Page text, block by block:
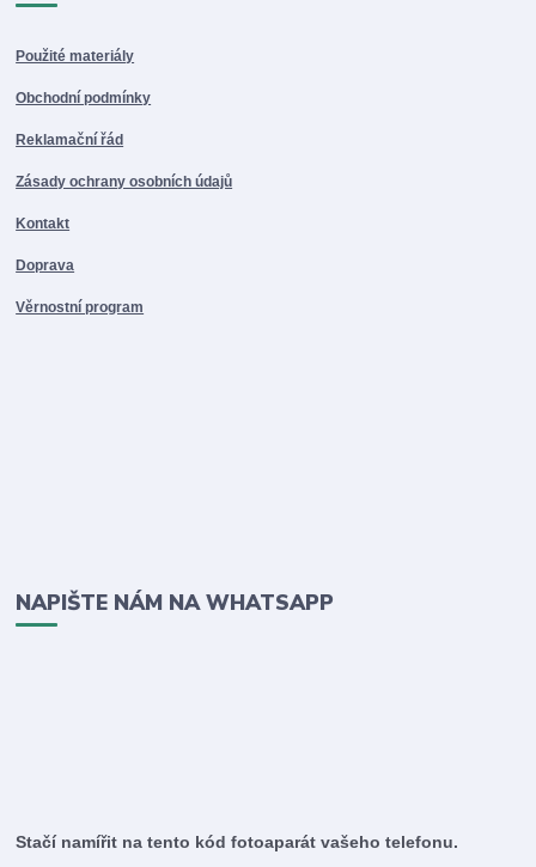
Použité materiály
Obchodní podmínky
Reklamační řád
Zásady ochrany osobních údajů
Kontakt
Doprava
Věrnostní program
NAPIŠTE NÁM NA WHATSAPP
Stačí namířit na tento kód fotoaparát vašeho telefonu.